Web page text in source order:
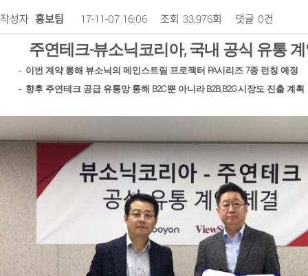
작성자 홍보팀 17-11-07 16:06 조회 33,976회 댓글 0건
주연테크-뷰소닉코리아, 국내 공식 유통
- 이번 계약 통해 뷰소닉의 메인스트림 프로젝터 PA시리즈 7종 런칭 예정
- 향후 주연테크 공급 유통망 통해 B2C뿐 아니라B2B, B2G시장도 진출 계획